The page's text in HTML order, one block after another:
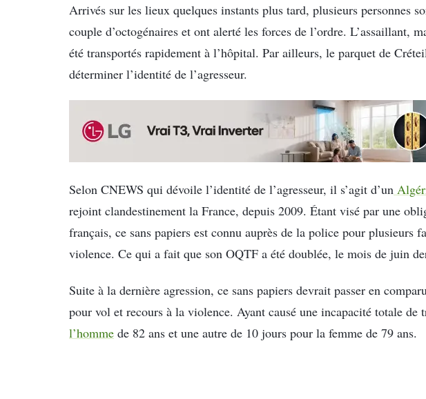
Arrivés sur les lieux quelques instants plus tard, plusieurs personnes
couple d’octogénaires et ont alerté les forces de l’ordre. L’assaillant,
été transportés rapidement à l’hôpital. Par ailleurs, le parquet de
déterminer l’identité de l’agresseur.
Selon CNEWS qui dévoile l’identité de l’agresseur, il s’agit d’un
rejoint clandestinement la France, depuis 2009. Étant visé par une
français, ce sans papiers est connu auprès de la police pour plusieurs
violence. Ce qui a fait que son OQTF a été doublée, le mois de juin
Suite à la dernière agression, ce sans papiers devrait passer en
pour vol et recours à la violence. Ayant causé une incapacité totale
l’homme de 82 ans et une autre de 10 jours pour la femme de 79 ans.